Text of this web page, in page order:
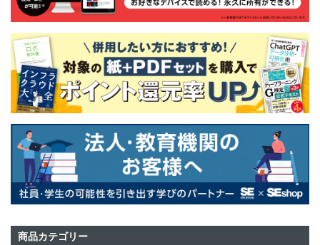
商品カテゴリー